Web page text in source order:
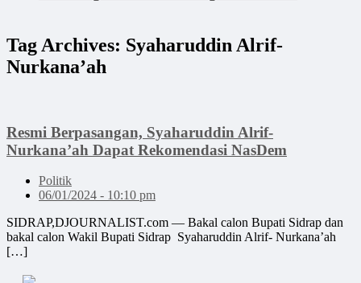
Tag Archives: Syaharuddin Alrif-
Nurkana’ah
Resmi Berpasangan, Syaharuddin Alrif-
Nurkana’ah Dapat Rekomendasi NasDem
Politik
06/01/2024 - 10:10 pm
SIDRAP,DJOURNALIST.com — Bakal calon Bupati Sidrap dan
bakal calon Wakil Bupati Sidrap Syaharuddin Alrif- Nurkana’ah
[…]